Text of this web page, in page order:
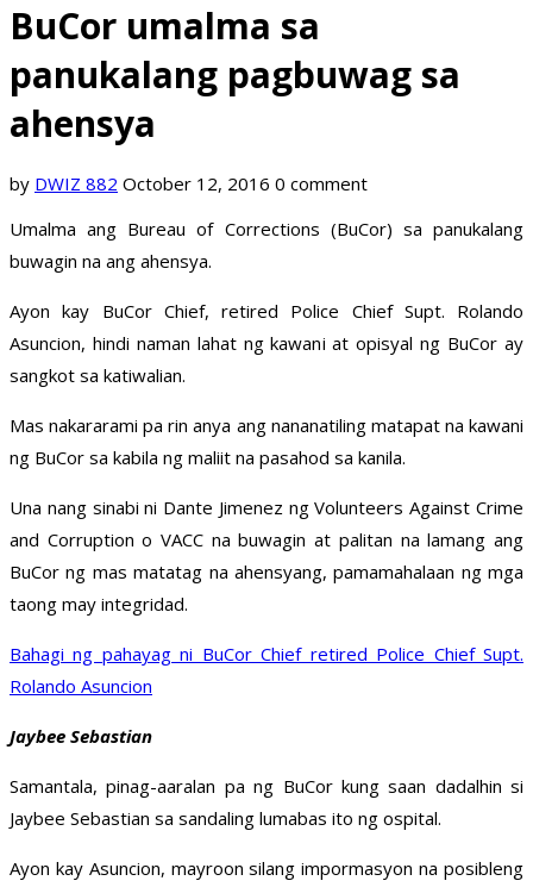
BuCor umalma sa
panukalang pagbuwag sa
ahensya
by DWIZ 882 October 12, 2016 0 comment
Umalma ang Bureau of Corrections (BuCor) sa panukalang
buwagin na ang ahensya.
Ayon kay BuCor Chief, retired Police Chief Supt. Rolando
Asuncion, hindi naman lahat ng kawani at opisyal ng BuCor ay
sangkot sa katiwalian.
Mas nakararami pa rin anya ang nananatiling matapat na kawani
ng BuCor sa kabila ng maliit na pasahod sa kanila.
Una nang sinabi ni Dante Jimenez ng Volunteers Against Crime
and Corruption o VACC na buwagin at palitan na lamang ang
BuCor ng mas matatag na ahensyang, pamamahalaan ng mga
taong may integridad.
Bahagi ng pahayag ni BuCor Chief retired Police Chief Supt.
Rolando Asuncion
Jaybee Sebastian
Samantala, pinag-aaralan pa ng BuCor kung saan dadalhin si
Jaybee Sebastian sa sandaling lumabas ito ng ospital.
Ayon kay Asuncion, mayroon silang impormasyon na posibleng